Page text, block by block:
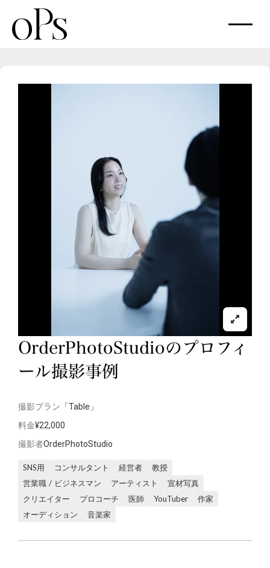
OrderPhotoStudioのプロフィ
ール撮影事例
撮影プラン 「Table」
料金¥22,000
撮影者OrderPhotoStudio
SNS用 コンサルタント 経営者
教授
営業職 / ビジネスマン
アーティスト
宣材写真
クリエイター
プロコーチ 医師 YouTuber
作家
オーディション
音楽家